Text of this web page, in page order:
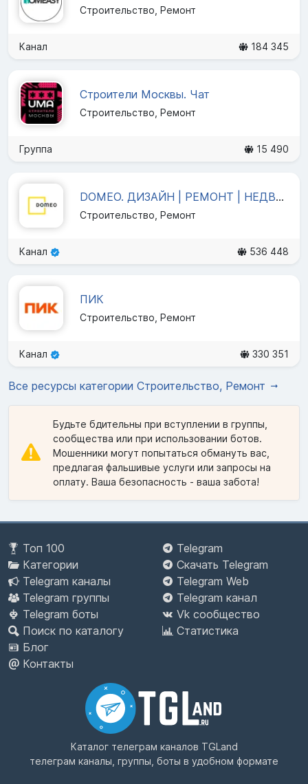
Строительство, Ремонт
Канал 184 345
Строители Москвы. Чат
Строительство, Ремонт
Группа 15 490
DOMEO. ДИЗАЙН | РЕМОНТ | НЕДВИЖИМОСТЬ
Строительство, Ремонт
Канал 536 448
ПИК
Строительство, Ремонт
Канал 330 351
Все ресурсы категории Строительство, Ремонт
Будьте бдительны при вступлении в группы,
сообщества или при использовании ботов.
Мошенники могут попытаться обмануть вас,
предлагая фальшивые услуги или запросы на
оплату. Ваша безопасность - ваша забота!
Топ 100
Категории
Telegram каналы
Telegram группы
Telegram боты
Поиск по каталогу
Блог
Контакты
Telegram
Скачать Telegram
Telegram Web
Telegram канал
Vk сообщество
Статистика
Каталог телеграм каналов TGLand
телеграм каналы, группы, боты в удобном формате